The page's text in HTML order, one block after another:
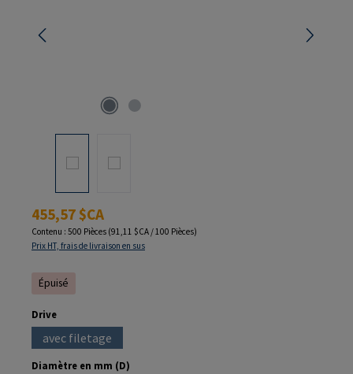
Prix régulier :
455,57 $CA
Contenu : 500 Pièces (91,11 $CA / 100 Pièces)
Prix HT, frais de livraison en sus
Épuisé
Sélectionnez
Drive
avec filetage(Cette option n'est pas disponible pour le moment.)
Sélectionnez
Diamètre en mm (D)